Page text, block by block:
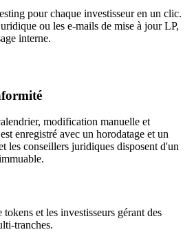
pour chaque investisseur en un clic.
ou les e-mails de mise à jour LP,
interne.
modification manuelle et
enregistré avec un horodatage et un
les conseillers juridiques disposent d'un
et les investisseurs gérant des
tranches.